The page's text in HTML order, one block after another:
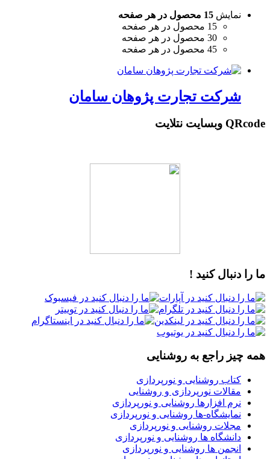
نمایش 15 محصول در هر صفحه
15 محصول در هر صفحه
30 محصول در هر صفحه
45 محصول در هر صفحه
شرکت تجارت پژوهان سامان
QRcode وبسایت نتلایت
ما را دنبال کنید !
همه چیز راجع به روشنایی
کتاب روشنایی و نورپردازی
مقالات نورپردازی و روشنایی
نرم افزارها روشنایی و نورپردازی
نمایشگاه-ها روشنایی و نورپردازی
مجلات روشنایی و نورپردازی
دانشگاه ها روشنایی و نورپردازی
انجمن ها روشنایی و نورپردازی